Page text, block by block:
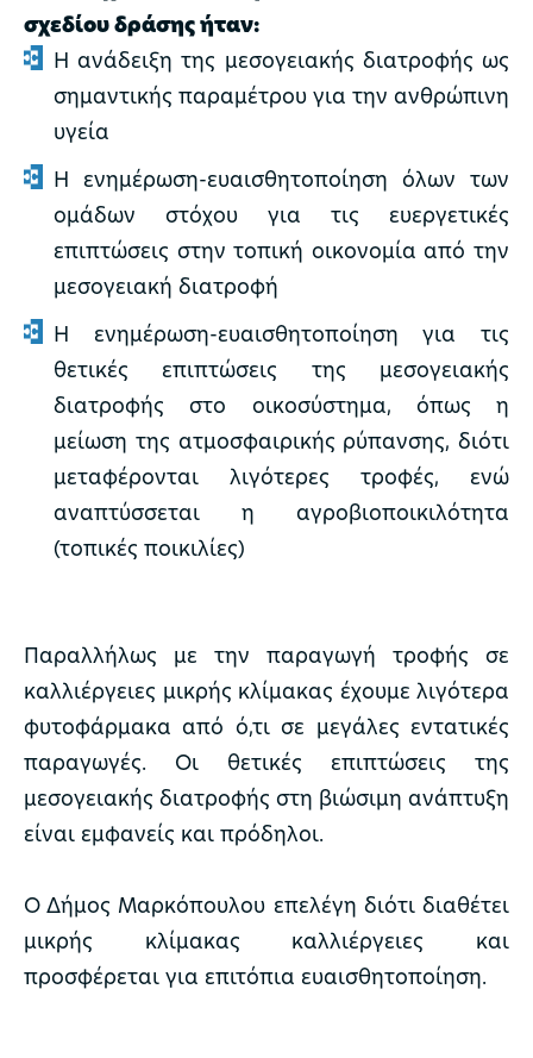
σχεδίου δράσης ήταν:
Η ανάδειξη της μεσογειακής διατροφής ως
σημαντικής παραμέτρου για την ανθρώπινη
υγεία
Η ενημέρωση-ευαισθητοποίηση όλων των
ομάδων στόχου για τις ευεργετικές
επιπτώσεις στην τοπική οικονομία από την
μεσογειακή διατροφή
Η ενημέρωση-ευαισθητοποίηση για τις
θετικές επιπτώσεις της μεσογειακής
διατροφής στο οικοσύστημα, όπως η
μείωση της ατμοσφαιρικής ρύπανσης, διότι
μεταφέρονται λιγότερες τροφές, ενώ
αναπτύσσεται η αγροβιοποικιλότητα
(τοπικές ποικιλίες)
Παραλλήλως με την παραγωγή τροφής σε
καλλιέργειες μικρής κλίμακας έχουμε λιγότερα
φυτοφάρμακα από ό,τι σε μεγάλες εντατικές
παραγωγές. Οι θετικές επιπτώσεις της
μεσογειακής διατροφής στη βιώσιμη ανάπτυξη
είναι εμφανείς και πρόδηλοι.
Ο Δήμος Μαρκόπουλου επελέγη διότι διαθέτει
μικρής κλίμακας καλλιέργειες και
προσφέρεται για επιτόπια ευαισθητοποίηση.